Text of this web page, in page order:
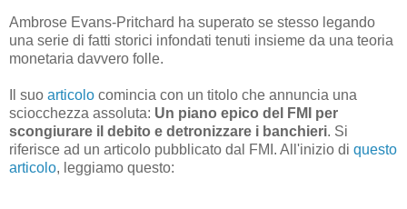
Ambrose Evans-Pritchard ha superato se stesso legando
una serie di fatti storici infondati tenuti insieme da una teoria
monetaria davvero folle.
Il suo articolo comincia con un titolo che annuncia una
sciocchezza assoluta: Un piano epico del FMI per
scongiurare il debito e detronizzare i banchieri. Si
riferisce ad un articolo pubblicato dal FMI. All'inizio di questo
articolo, leggiamo questo: